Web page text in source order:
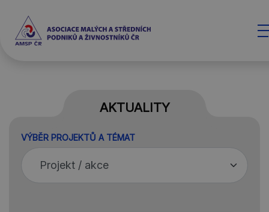
AKTUALITY
VÝBĚR PROJEKTŮ A TÉMAT